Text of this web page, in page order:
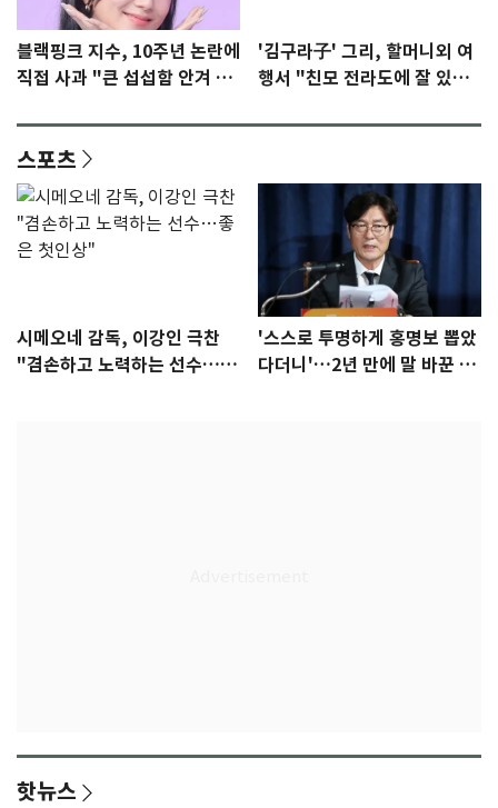
블랙핑크 지수, 10주년 논란에
직접 사과 "큰 섭섭함 안겨 미
'김구라子' 그리, 할머니외 여
행서 "친모 전라도에 잘 있
스포츠
시메오네 감독, 이강인 극찬
"겸손하고 노력하는 선수…좋
'스스로 투명하게 홍명보 뽑았
다더니'…2년 만에 말 바꾼 이
핫뉴스